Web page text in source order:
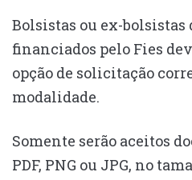
Bolsistas ou ex-bolsistas
financiados pelo Fies
opção de solicitação
modalidade.
Somente serão aceitos
PDF, PNG ou JPG, no